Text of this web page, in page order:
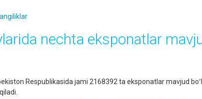
nechta eksponatlar
Respublikasida jami 2168392 ta eksponatlar mavjud